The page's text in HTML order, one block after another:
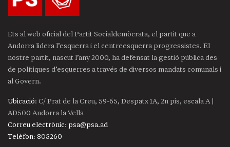
Ets al web oficial del Partit Socialdemòcrata, el partit que a
Andorra lidera l’esquerra i el centreesquerra progressistes. El
nostre partit, nascut l’any 2000, ha defensat la gestió pública des
de polítiques d’esquerres a través de diversos mandats comunals i
al Govern.
Ubicació: C/ Prat de la Creu, 59-65, Despatx 1A, 2n pis, escala A |
AD500 Andorra la Vella
Correu electrònic: psa@psa.ad
Telèfon: 805260